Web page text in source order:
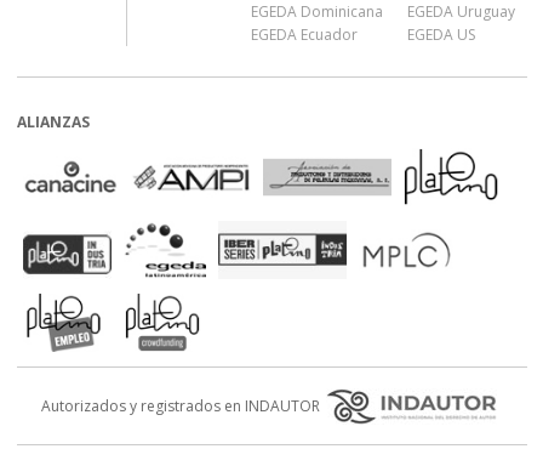
EGEDA Dominicana
EGEDA Ecuador
EGEDA Uruguay
EGEDA US
ALIANZAS
Autorizados y registrados en INDAUTOR